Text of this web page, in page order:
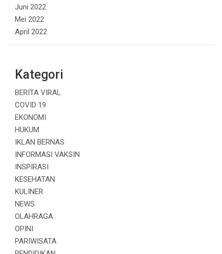
Juni 2022
Mei 2022
April 2022
Kategori
BERITA VIRAL
COVID 19
EKONOMI
HUKUM
IKLAN BERNAS
INFORMASI VAKSIN
INSPIRASI
KESEHATAN
KULINER
NEWS
OLAHRAGA
OPINI
PARIWISATA